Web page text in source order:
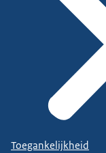
Toegankelijkheid